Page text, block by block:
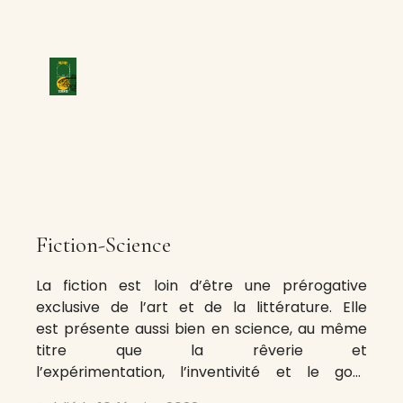
Fiction-Science
La fiction est loin d’être une prérogative
exclusive de l’art et de la littérature. Elle
est présente aussi bien en science, au même
titre que la rêverie et
l’expérimentation, l’inventivité et le goût